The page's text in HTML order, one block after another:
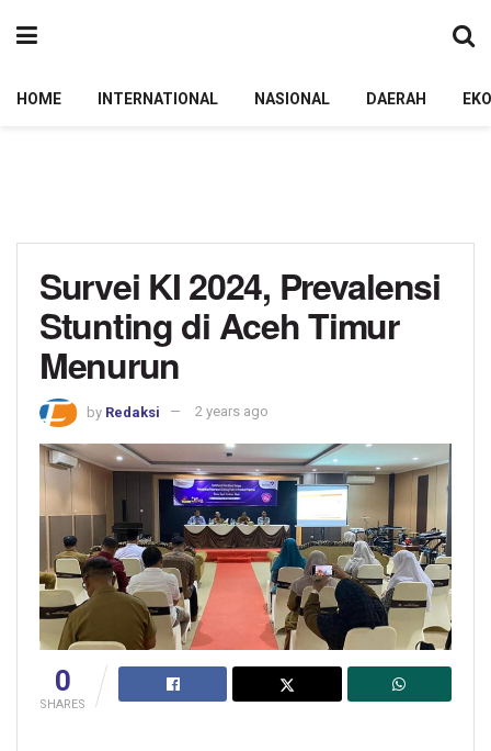
HOME INTERNATIONAL NASIONAL DAERAH
Survei KI 2024, Prevalensi
Stunting di Aceh Timur
Menurun
by Redaksi 2 years ago
0
SHARES